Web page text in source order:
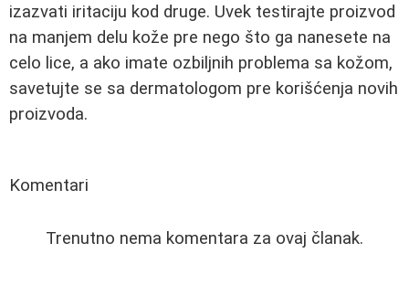
izazvati iritaciju kod druge. Uvek testirajte proizvod
na manjem delu kože pre nego što ga nanesete na
celo lice, a ako imate ozbiljnih problema sa kožom,
savetujte se sa dermatologom pre korišćenja novih
proizvoda.
Komentari
Trenutno nema komentara za ovaj članak.